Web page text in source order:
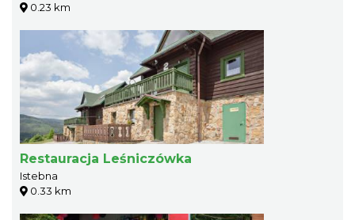
0.23 km
Restauracja Leśniczówka
Istebna
0.33 km